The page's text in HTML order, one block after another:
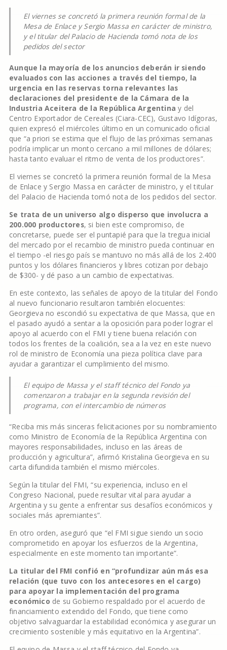
El viernes se concretó la primera reunión formal de la
Mesa de Enlace y Sergio Massa en carácter de ministro,
y el titular del Palacio de Hacienda tomó nota de los
pedidos del sector
Aunque la mayoría de los anuncios deberán ir siendo
evaluados con las acciones a través del tiempo, la
urgencia en las reservas torna relevantes las
declaraciones del presidente de la Cámara de la
Industria Aceitera de la República Argentina y del
Centro Exportador de Cereales (Ciara-CEC), Gustavo Idígoras,
quien expresó el miércoles último en un comunicado oficial
que “a priori se estima que el flujo de las próximas semanas
podría implicar un monto cercano a mil millones de dólares;
hasta tanto evaluar el ritmo de venta de los productores”.
El viernes se concretó la primera reunión formal de la Mesa
de Enlace y Sergio Massa en carácter de ministro, y el titular
del Palacio de Hacienda tomó nota de los pedidos del sector.
Se trata de un universo algo disperso que involucra a
200.000 productores, si bien este compromiso, de
concretarse, puede ser el puntapié para que la tregua inicial
del mercado por el recambio de ministro pueda continuar en
el tiempo -el riesgo país se mantuvo no más allá de los 2.400
puntos y los dólares financieros y libres cotizan por debajo
de $300- y dé paso a un cambio de expectativas.
En este contexto, las señales de apoyo de la titular del Fondo
al nuevo funcionario resultaron también elocuentes:
Georgieva no escondió su expectativa de que Massa, que en
el pasado ayudó a sentar a la oposición para poder lograr el
apoyo al acuerdo con el FMI y tiene buena relación con
todos los frentes de la coalición, sea a la vez en este nuevo
rol de ministro de Economía una pieza política clave para
ayudar a garantizar el cumplimiento del mismo.
El equipo de Massa y el staff técnico del Fondo ya
comenzaron a trabajar en la segunda revisión del
programa, con el intercambio de números
“Reciba mis más sinceras felicitaciones por su nombramiento
como Ministro de Economía de la República Argentina con
mayores responsabilidades, incluso en las áreas de
producción y agricultura”, afirmó Kristalina Georgieva en su
carta difundida también el mismo miércoles.
Según la titular del FMI, “su experiencia, incluso en el
Congreso Nacional, puede resultar vital para ayudar a
Argentina y su gente a enfrentar sus desafíos económicos y
sociales más apremiantes”.
En otro orden, aseguró que “el FMI sigue siendo un socio
comprometido en apoyar los esfuerzos de la Argentina,
especialmente en este momento tan importante”.
La titular del FMI confió en “profundizar aún más esa
relación (que tuvo con los antecesores en el cargo)
para apoyar la implementación del programa
económico de su Gobierno respaldado por el acuerdo de
financiamiento extendido del Fondo, que tiene como
objetivo salvaguardar la estabilidad económica y asegurar un
crecimiento sostenible y más equitativo en la Argentina”.